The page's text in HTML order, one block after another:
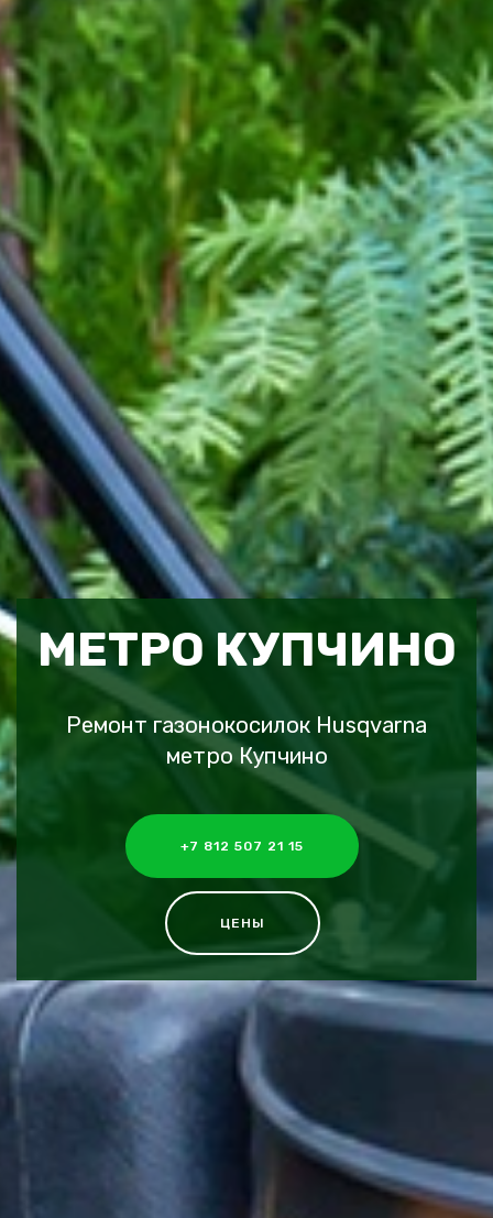
МЕТРО КУПЧИНО
Ремонт газонокосилок Husqvarna
метро Купчино
+7 812 507 21 15
ЦЕНЫ